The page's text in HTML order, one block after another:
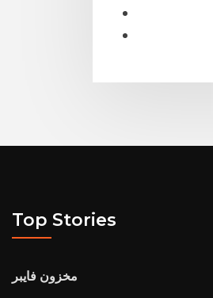
Top Stories
مخزون فايبر